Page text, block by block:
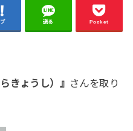
送る Pocket
きょうし）』 さんを取り